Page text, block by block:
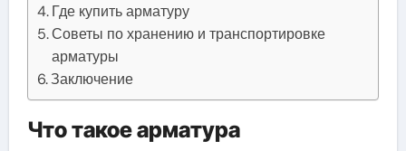
Где купить арматуру
Советы по хранению и транспортировке
арматуры
Заключение
Что такое арматура